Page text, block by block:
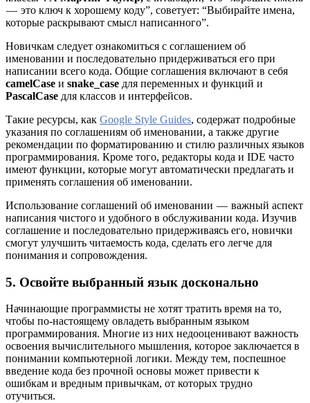
— это ключ к хорошему коду”, советует: “Выбирайте имена,
которые раскрывают смысл написанного”.
Новичкам следует ознакомиться с соглашением об
именовании и последовательно придерживаться его при
написании всего кода. Общие соглашения включают в себя
camelCase и snake_case для переменных и функций и
PascalCase для классов и интерфейсов.
Такие ресурсы, как Google Style Guides, содержат подробные
указания по соглашениям об именовании, а также другие
рекомендации по форматированию и стилю различных языков
программирования. Кроме того, редакторы кода и IDE часто
имеют функции, которые могут автоматически предлагать и
применять соглашения об именовании.
Использование соглашений об именовании — важный аспект
написания чистого и удобного в обслуживании кода. Изучив
соглашение и последовательно придерживаясь его, новички
смогут улучшить читаемость кода, сделать его легче для
понимания и сопровождения.
5. Освойте выбранный язык досконально
Начинающие программисты не хотят тратить время на то,
чтобы по-настоящему овладеть выбранным языком
программирования. Многие из них недооценивают важность
освоения вычислительного мышления, которое заключается в
понимании компьютерной логики. Между тем, поспешное
введение кода без прочной основы может привести к
ошибкам и вредным привычкам, от которых трудно
отучиться.